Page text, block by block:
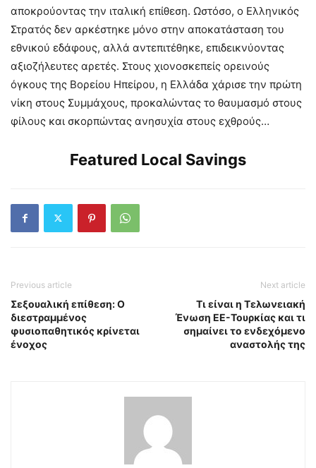
αποκρούοντας την ιταλική επίθεση. Ωστόσο, ο Ελληνικός
Στρατός δεν αρκέστηκε μόνο στην αποκατάσταση του
εθνικού εδάφους, αλλά αντεπιτέθηκε, επιδεικνύοντας
αξιοζήλευτες αρετές. Στους χιονοσκεπείς ορεινούς
όγκους της Βορείου Ηπείρου, η Ελλάδα χάρισε την πρώτη
νίκη στους Συμμάχους, προκαλώντας το θαυμασμό στους
φίλους και σκορπώντας ανησυχία στους εχθρούς…
Featured Local Savings
Previous article
Σεξουαλική επίθεση: Ο
διεστραμμένος
φυσιοπαθητικός κρίνεται
ένοχος
Next article
Τι είναι η Τελωνειακή
Ένωση ΕΕ-Τουρκίας και τι
σημαίνει το ενδεχόμενο
αναστολής της